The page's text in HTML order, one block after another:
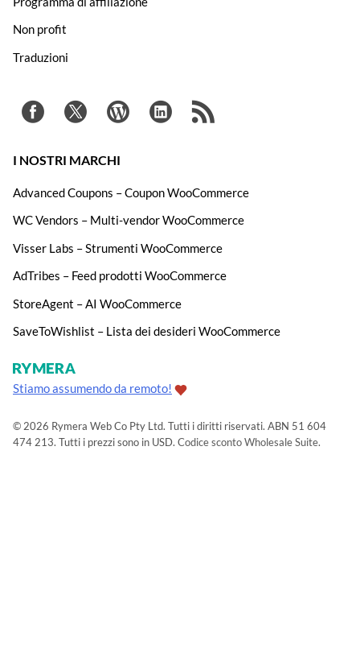
Non profit
Traduzioni
I NOSTRI MARCHI
Advanced Coupons – Coupon WooCommerce
WC Vendors – Multi-vendor WooCommerce
Visser Labs – Strumenti WooCommerce
AdTribes – Feed prodotti WooCommerce
StoreAgent – AI WooCommerce
SaveToWishlist – Lista dei desideri WooCommerce
Stiamo assumendo da remoto!
© 2026 Rymera Web Co Pty Ltd. Tutti i diritti riservati. ABN 51 604
474 213. Tutti i prezzi sono in USD. Codice sconto Wholesale Suite.